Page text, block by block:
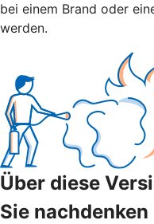
bei einem Brand oder
werden.
Über diese
Sie nachdenken